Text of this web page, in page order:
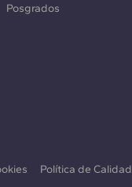
Posgrados
Política de Calidad